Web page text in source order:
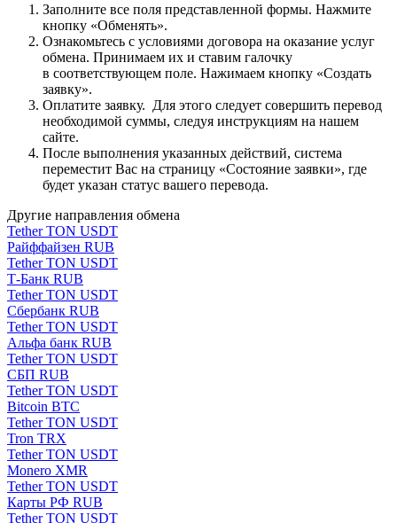
Заполните все поля представленной формы. Нажмите
кнопку «Обменять».
Ознакомьтесь с условиями договора на оказание услуг
обмена. Принимаем их и ставим галочку
в соответствующем поле. Нажимаем кнопку «Создать
заявку».
Оплатите заявку. Для этого следует совершить перевод
необходимой суммы, следуя инструкциям на нашем
сайте.
После выполнения указанных действий, система
переместит Вас на страницу «Состояние заявки», где
будет указан статус вашего перевода.
Другие направления обмена
Tether TON USDT
Paйффaйзeн RUB
Tether TON USDT
Т-Банк RUB
Tether TON USDT
Сбербанк RUB
Tether TON USDT
Альфа банк RUB
Tether TON USDT
СБП RUB
Tether TON USDT
Bitcoin BTC
Tether TON USDT
Tron TRX
Tether TON USDT
Monero XMR
Tether TON USDT
Карты РФ RUB
Tether TON USDT